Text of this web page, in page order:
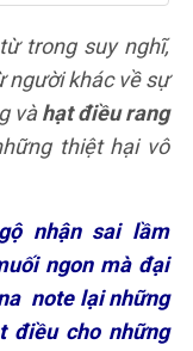
trong suy nghĩ,
người khác về sự
vàhạt điều rang
thiệt hại vô
nhận sai lầm
ngon mà đại
note lại những
điều cho những